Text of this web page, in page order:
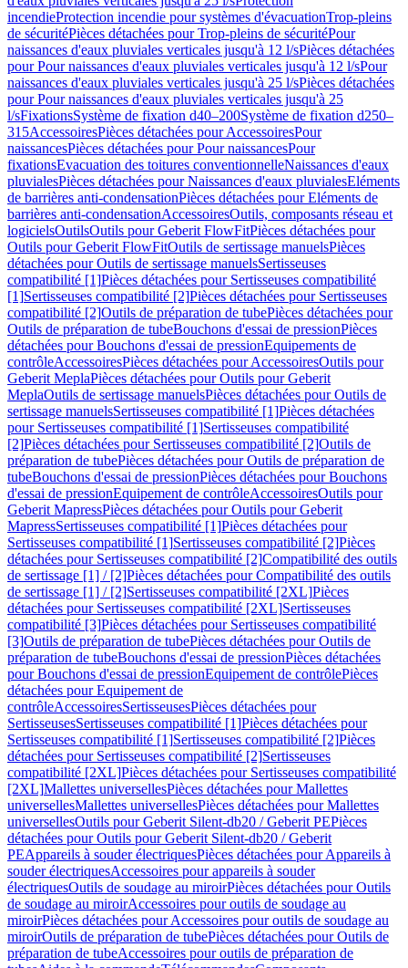
incendieProtection incendie pour systèmes d'évacuationTrop-pleins
de sécuritéPièces détachées pour Trop-pleins de sécuritéPour
naissances d'eaux pluviales verticales jusqu'à 12 l/sPièces détachées
pour Pour naissances d'eaux pluviales verticales jusqu'à 12 l/sPour
naissances d'eaux pluviales verticales jusqu'à 25 l/sPièces détachées
pour Pour naissances d'eaux pluviales verticales jusqu'à 25
l/sFixationsSystème de fixation d40–200Système de fixation d250–
315AccessoiresPièces détachées pour AccessoiresPour
naissancesPièces détachées pour Pour naissancesPour
fixationsEvacuation des toitures conventionnelleNaissances d'eaux
pluvialesPièces détachées pour Naissances d'eaux pluvialesEléments
de barrières anti-condensationPièces détachées pour Eléments de
barrières anti-condensationAccessoiresOutils, composants réseau et
logicielsOutilsOutils pour Geberit FlowFitPièces détachées pour
Outils pour Geberit FlowFitOutils de sertissage manuelsPièces
détachées pour Outils de sertissage manuelsSertisseuses
compatibilité [1]Pièces détachées pour Sertisseuses compatibilité
[1]Sertisseuses compatibilité [2]Pièces détachées pour Sertisseuses
compatibilité [2]Outils de préparation de tubePièces détachées pour
Outils de préparation de tubeBouchons d'essai de pressionPièces
détachées pour Bouchons d'essai de pressionEquipements de
contrôleAccessoiresPièces détachées pour AccessoiresOutils pour
Geberit MeplaPièces détachées pour Outils pour Geberit
MeplaOutils de sertissage manuelsPièces détachées pour Outils de
sertissage manuelsSertisseuses compatibilité [1]Pièces détachées
pour Sertisseuses compatibilité [1]Sertisseuses compatibilité
[2]Pièces détachées pour Sertisseuses compatibilité [2]Outils de
préparation de tubePièces détachées pour Outils de préparation de
tubeBouchons d'essai de pressionPièces détachées pour Bouchons
d'essai de pressionEquipement de contrôleAccessoiresOutils pour
Geberit MapressPièces détachées pour Outils pour Geberit
MapressSertisseuses compatibilité [1]Pièces détachées pour
Sertisseuses compatibilité [1]Sertisseuses compatibilité [2]Pièces
détachées pour Sertisseuses compatibilité [2]Compatibilité des outils
de sertissage [1] / [2]Pièces détachées pour Compatibilité des outils
de sertissage [1] / [2]Sertisseuses compatibilité [2XL]Pièces
détachées pour Sertisseuses compatibilité [2XL]Sertisseuses
compatibilité [3]Pièces détachées pour Sertisseuses compatibilité
[3]Outils de préparation de tubePièces détachées pour Outils de
préparation de tubeBouchons d'essai de pressionPièces détachées
pour Bouchons d'essai de pressionEquipement de contrôlePièces
détachées pour Equipement de
contrôleAccessoiresSertisseusesPièces détachées pour
SertisseusesSertisseuses compatibilité [1]Pièces détachées pour
Sertisseuses compatibilité [1]Sertisseuses compatibilité [2]Pièces
détachées pour Sertisseuses compatibilité [2]Sertisseuses
compatibilité [2XL]Pièces détachées pour Sertisseuses compatibilité
[2XL]Mallettes universellesPièces détachées pour Mallettes
universellesMallettes universellesPièces détachées pour Mallettes
universellesOutils pour Geberit Silent-db20 / Geberit PEPièces
détachées pour Outils pour Geberit Silent-db20 / Geberit
PEAppareils à souder électriquesPièces détachées pour Appareils à
souder électriquesAccessoires pour appareils à souder
électriquesOutils de soudage au miroirPièces détachées pour Outils
de soudage au miroirAccessoires pour outils de soudage au
miroirPièces détachées pour Accessoires pour outils de soudage au
miroirOutils de préparation de tubePièces détachées pour Outils de
préparation de tubeAccessoires pour outils de préparation de